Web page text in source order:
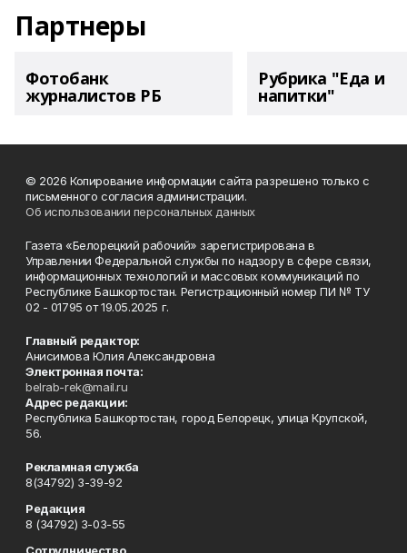
Партнеры
Фотобанк
журналистов РБ
Рубрика "Еда и
напитки"
© 2026 Копирование информации сайта разрешено только с
письменного согласия администрации.
Об использовании персональных данных
Газета «Белорецкий рабочий» зарегистрирована в
Управлении Федеральной службы по надзору в сфере связи,
информационных технологий и массовых коммуникаций по
Республике Башкортостан. Регистрационный номер ПИ № ТУ
02 - 01795 от 19.05.2025 г.
Главный редактор:
Анисимова Юлия Александровна
Электронная почта:
belrab-rek@mail.ru
Адрес редакции:
Республика Башкортостан, город Белорецк, улица Крупской,
56.
Рекламная служба
8(34792) 3-39-92
Редакция
8 (34792) 3-03-55